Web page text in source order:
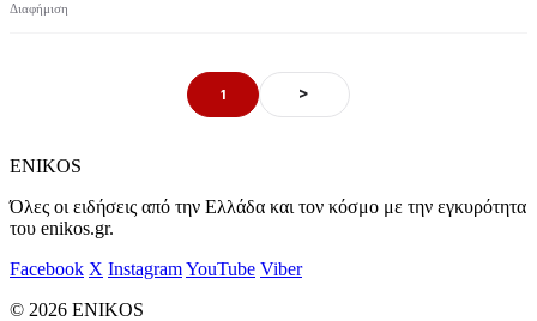
1 >
ENIKOS
Όλες οι ειδήσεις από την Ελλάδα και τον κόσμο με την εγκυρότητα
του enikos.gr.
Facebook X InstagramYouTube Viber
© 2026 ENIKOS